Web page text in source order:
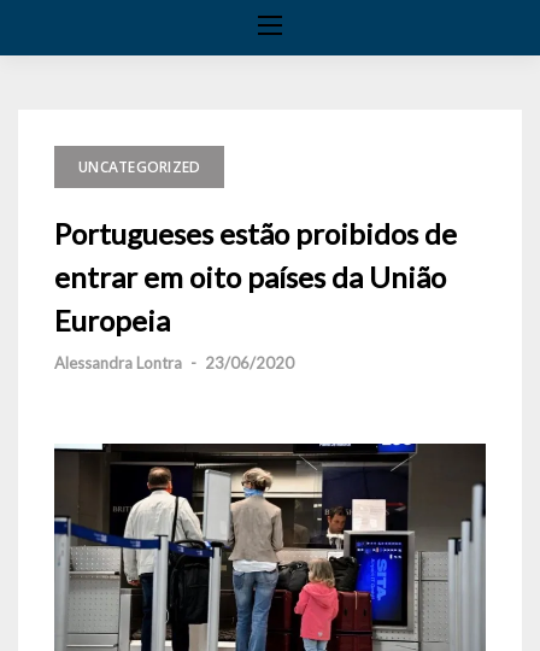
UNCATEGORIZED
Portugueses estão proibidos de
entrar em oito países da União
Europeia
Alessandra Lontra - 23/06/2020